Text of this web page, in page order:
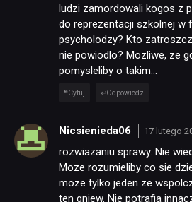
ludzi zamordowali kogos z
do reprezentacji szkolnej w
psycholodzy? Kto
nie powiodlo? Mozliwe, ze
pomysleliby o takim…
Cytuj Odpowiedz
Nicsienieda06 17 lutego
rozwiazaniu sprawy. Nie
Moze rozumieliby co sie
moze tylko jeden ze
ten gniew. Nie potrafia